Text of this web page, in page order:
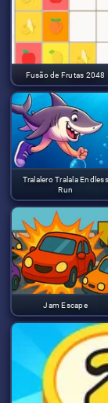
Fusão de Frutas 2048
Tralalero Tralala Endless
Run
Jam Escape